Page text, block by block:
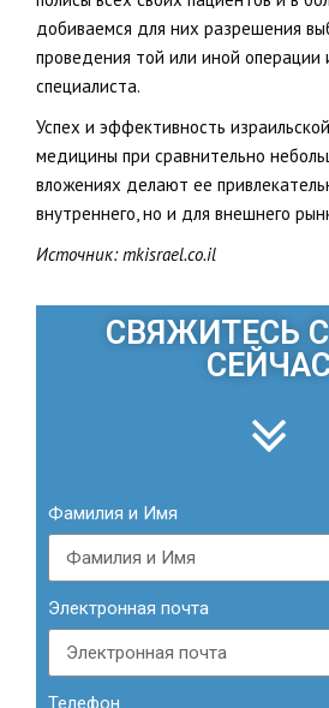
добиваемся для них разрешения
проведения той или иной операции
специалиста.
Успех и эффективность
медицины при сравнительно
вложениях делают ее
внутреннего, но и для внешнего
Источник: mkisrael.co.il
СВЯЖИТЕСЬ
Фамилия и Имя
Электронная почта
Телефон